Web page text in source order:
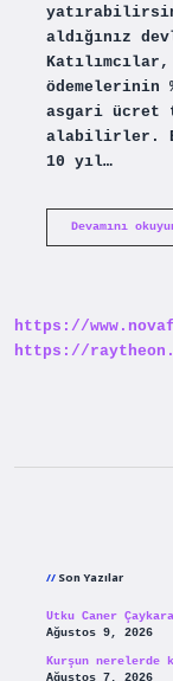
aldığınız
ödemelerinin
asgari ücret
alabilirler.
10 yıl…
Devamını
https://
https://
Son Yazılar
Utku Caner
Ağustos 9, 2026
Kurşun
Ağustos 7, 2026